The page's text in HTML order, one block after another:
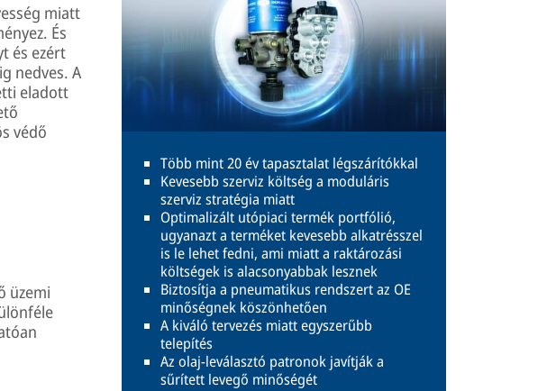
miatt
És
és ezért
nedves. A
eladott
védő
üzemi
Több mint 20 év tapasztalat légszárítókkal
Kevesebb szerviz költség a moduláris
szerviz stratégia miatt
Optimalizált utópiaci termék portfólió,
ugyanazt a terméket kevesebb alkatrésszel
is le lehet fedni, ami miatt a raktározási
költségek is alacsonyabbak lesznek
Biztosítja a pneumatikus rendszert az OE
minőségnek köszönhetően
A kiváló tervezés miatt egyszerűbb
telepítés
Az olaj-leválasztó patronok javítják a
sűrített levegő minőségét